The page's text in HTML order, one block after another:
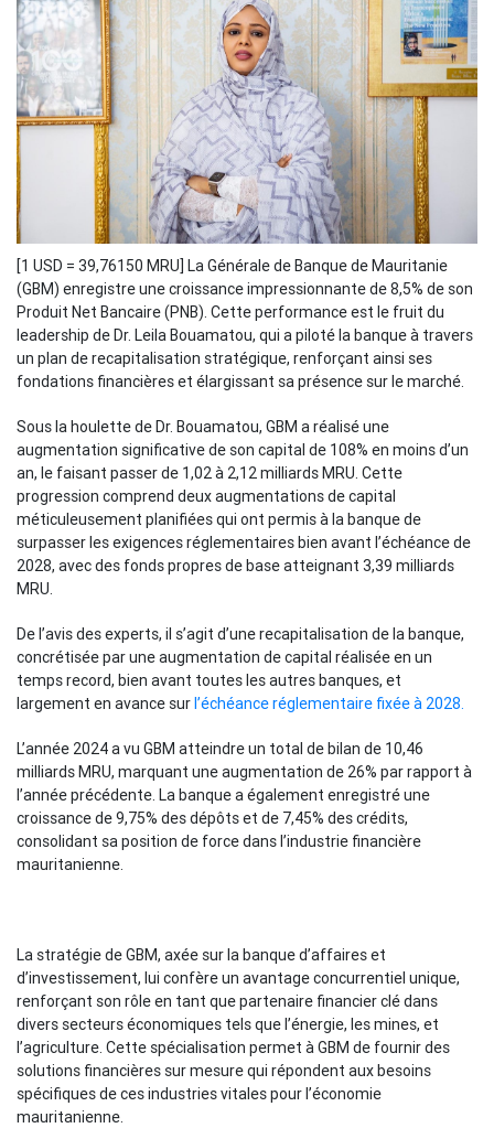
[1 USD = 39,76150 MRU] La Générale de Banque de Mauritanie
(GBM) enregistre une croissance impressionnante de 8,5% de son
Produit Net Bancaire (PNB). Cette performance est le fruit du
leadership de Dr. Leila Bouamatou, qui a piloté la banque à travers
un plan de recapitalisation stratégique, renforçant ainsi ses
fondations financières et élargissant sa présence sur le marché.
Sous la houlette de Dr. Bouamatou, GBM a réalisé une
augmentation significative de son capital de 108% en moins d’un
an, le faisant passer de 1,02 à 2,12 milliards MRU. Cette
progression comprend deux augmentations de capital
méticuleusement planifiées qui ont permis à la banque de
surpasser les exigences réglementaires bien avant l’échéance de
2028, avec des fonds propres de base atteignant 3,39 milliards
MRU.
De l’avis des experts, il s’agit d’une recapitalisation de la banque,
concrétisée par une augmentation de capital réalisée en un
temps record, bien avant toutes les autres banques, et
largement en avance surl’échéance réglementaire fixée à 2028.
L’année 2024 a vu GBM atteindre un total de bilan de 10,46
milliards MRU, marquant une augmentation de 26% par rapport à
l’année précédente. La banque a également enregistré une
croissance de 9,75% des dépôts et de 7,45% des crédits,
consolidant sa position de force dans l’industrie financière
mauritanienne.
La stratégie de GBM, axée sur la banque d’affaires et
d’investissement, lui confère un avantage concurrentiel unique,
renforçant son rôle en tant que partenaire financier clé dans
divers secteurs économiques tels que l’énergie, les mines, et
l’agriculture. Cette spécialisation permet à GBM de fournir des
solutions financières sur mesure qui répondent aux besoins
spécifiques de ces industries vitales pour l’économie
mauritanienne.